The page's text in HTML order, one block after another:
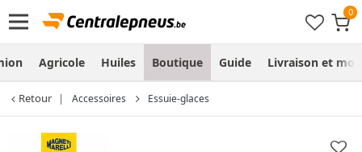
Agricole Huiles Boutique Guide Livraison et
Retour Accessoires Essuie-glaces